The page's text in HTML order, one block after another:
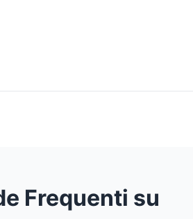
Frequenti su